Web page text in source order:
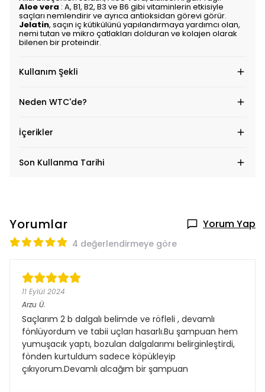
Aloe vera : A, B1, B2, B3 ve B6 gibi vitaminlerin etkisiyle
saçları nemlendirir ve ayrıca antioksidan görevi görür.
Jelatin, saçın iç kütikülünü yapılandırmaya yardımcı olan,
nemi tutan ve mikro çatlakları dolduran ve kolajen olarak
bilenen bir proteindir.
Kullanım Şekli
Neden WTC'de?
İçerikler
Son Kullanma Tarihi
Yorumlar Yorum Yap
4 değerlendirmeye göre
11 Eylül 2024
Arzu Ü.
Saçlarım 2 b dalgalı belimde ve röfleli , devamlı
fönlüyordum ve tabii uçları hasarlı.Bu şampuan hem
yumuşacık yaptı, bozulan dalgalarımı belirginleştirdi,
fönden kurtuldum sadece köpükleyip
çıkıyorum.Devamlı alcağım bir şampuan